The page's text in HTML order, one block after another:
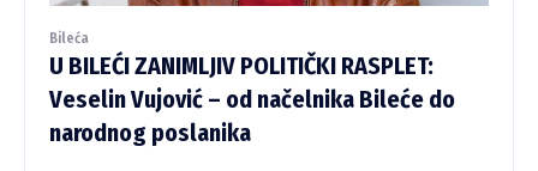
Bileća
U BILEĆI ZANIMLJIV POLITIČKI RASPLET:
Veselin Vujović – od načelnika Bileće do
narodnog poslanika